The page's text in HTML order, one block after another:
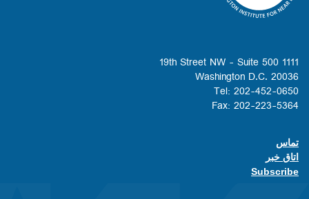
1111 19th Street NW - Suite 500
Washington D.C. 20036
Tel: 202-452-0650
Fax: 202-223-5364
Footer contact links
تماس
اتاق خبر
Subscribe